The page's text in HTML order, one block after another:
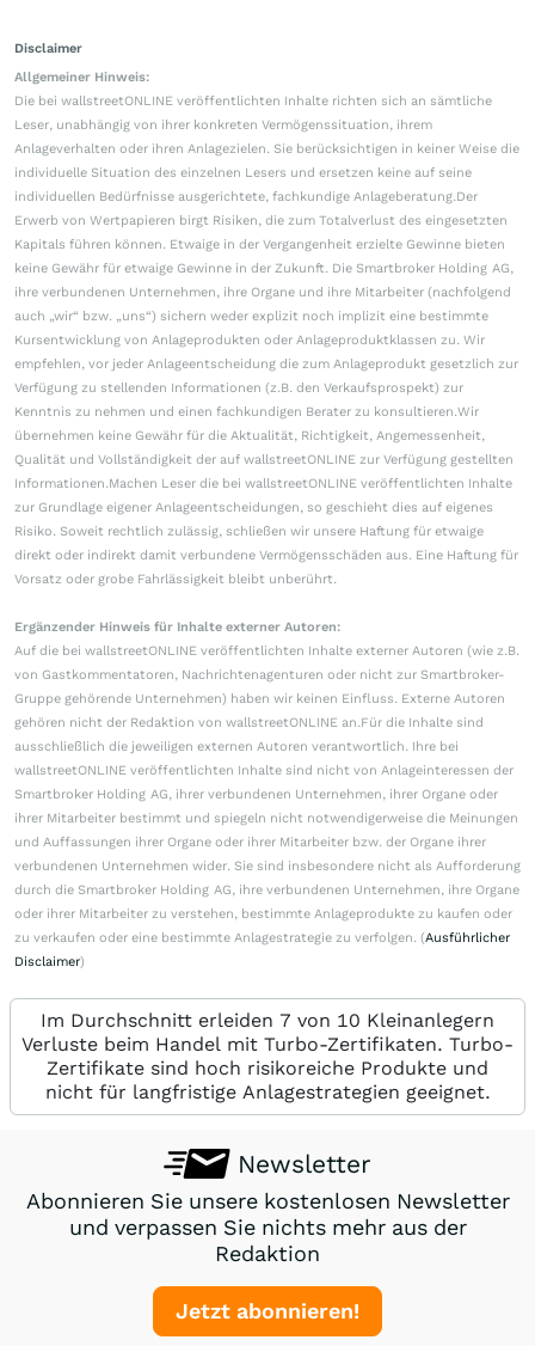
Disclaimer
Allgemeiner Hinweis:
Die bei wallstreetONLINE veröffentlichten Inhalte richten sich an sämtliche
Leser, unabhängig von ihrer konkreten Vermögenssituation, ihrem
Anlageverhalten oder ihren Anlagezielen. Sie berücksichtigen in keiner Weise die
individuelle Situation des einzelnen Lesers und ersetzen keine auf seine
individuellen Bedürfnisse ausgerichtete, fachkundige Anlageberatung.Der
Erwerb von Wertpapieren birgt Risiken, die zum Totalverlust des eingesetzten
Kapitals führen können. Etwaige in der Vergangenheit erzielte Gewinne bieten
keine Gewähr für etwaige Gewinne in der Zukunft. Die Smartbroker Holding AG,
ihre verbundenen Unternehmen, ihre Organe und ihre Mitarbeiter (nachfolgend
auch „wir“ bzw. „uns“) sichern weder explizit noch implizit eine bestimmte
Kursentwicklung von Anlageprodukten oder Anlageproduktklassen zu. Wir
empfehlen, vor jeder Anlageentscheidung die zum Anlageprodukt gesetzlich zur
Verfügung zu stellenden Informationen (z.B. den Verkaufsprospekt) zur
Kenntnis zu nehmen und einen fachkundigen Berater zu konsultieren.Wir
übernehmen keine Gewähr für die Aktualität, Richtigkeit, Angemessenheit,
Qualität und Vollständigkeit der auf wallstreetONLINE zur Verfügung gestellten
Informationen.Machen Leser die bei wallstreetONLINE veröffentlichten Inhalte
zur Grundlage eigener Anlageentscheidungen, so geschieht dies auf eigenes
Risiko. Soweit rechtlich zulässig, schließen wir unsere Haftung für etwaige
direkt oder indirekt damit verbundene Vermögensschäden aus. Eine Haftung für
Vorsatz oder grobe Fahrlässigkeit bleibt unberührt.
Ergänzender Hinweis für Inhalte externer Autoren:
Auf die bei wallstreetONLINE veröffentlichten Inhalte externer Autoren (wie z.B.
von Gastkommentatoren, Nachrichtenagenturen oder nicht zur Smartbroker-
Gruppe gehörende Unternehmen) haben wir keinen Einfluss. Externe Autoren
gehören nicht der Redaktion von wallstreetONLINE an.Für die Inhalte sind
ausschließlich die jeweiligen externen Autoren verantwortlich. Ihre bei
wallstreetONLINE veröffentlichten Inhalte sind nicht von Anlageinteressen der
Smartbroker Holding AG, ihrer verbundenen Unternehmen, ihrer Organe oder
ihrer Mitarbeiter bestimmt und spiegeln nicht notwendigerweise die Meinungen
und Auffassungen ihrer Organe oder ihrer Mitarbeiter bzw. der Organe ihrer
verbundenen Unternehmen wider. Sie sind insbesondere nicht als Aufforderung
durch die Smartbroker Holding AG, ihre verbundenen Unternehmen, ihre Organe
oder ihrer Mitarbeiter zu verstehen, bestimmte Anlageprodukte zu kaufen oder
zu verkaufen oder eine bestimmte Anlagestrategie zu verfolgen. (Ausführlicher
Disclaimer)
Im Durchschnitt erleiden 7 von 10 Kleinanlegern
Verluste beim Handel mit Turbo-Zertifikaten. Turbo-
Zertifikate sind hoch risikoreiche Produkte und
nicht für langfristige Anlagestrategien geeignet.
Newsletter
Abonnieren Sie unsere kostenlosen Newsletter
und verpassen Sie nichts mehr aus der
Redaktion
Jetzt abonnieren!